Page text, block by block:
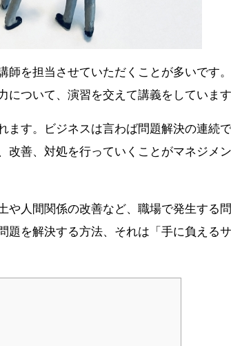
を担当させていただくことが多いです
ついて、演習を交えて講義をしています
す。ビジネスは言わば問題解決の連続
善、対処を行っていくことがマネジメ
人間関係の改善など、職場で発生する
を解決する方法、それは「手に負える